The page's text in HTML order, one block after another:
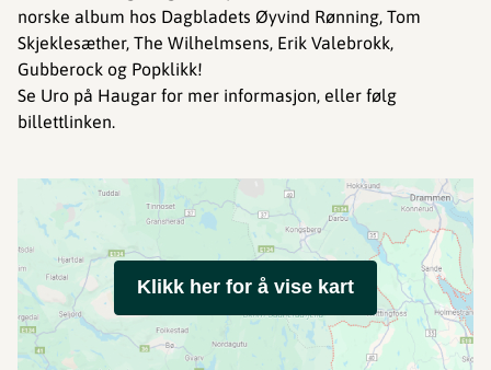
norske album hos Dagbladets Øyvind Rønning, Tom
Skjeklesæther, The Wilhelmsens, Erik Valebrokk,
Gubberock og Popklikk!
Se Uro på Haugar for mer informasjon, eller følg
billettlinken.
Klikk her for å vise kart